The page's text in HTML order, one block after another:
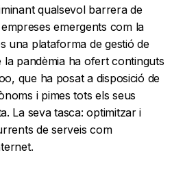
qualsevol barrera de
emergents com la
una plataforma de gestió de
la pandèmia ha ofert continguts
que ha posat a disposició de
i pimes tots els seus
La seva tasca: optimitzar i
de serveis com